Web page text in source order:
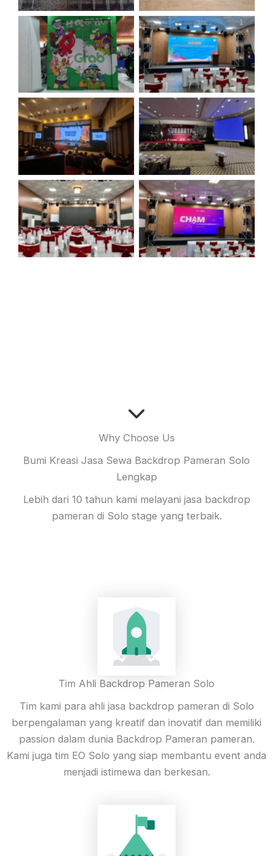
Why Choose Us
Bumi Kreasi Jasa Sewa Backdrop Pameran Solo
Lengkap
Lebih dari 10 tahun kami melayani jasa backdrop
pameran di Solo stage yang terbaik.
Tim Ahli Backdrop Pameran Solo
Tim kami para ahli jasa backdrop pameran di Solo
berpengalaman yang kreatif dan inovatif dan memiliki
passion dalam dunia Backdrop Pameran pameran.
Kami juga tim EO Solo yang siap membantu event anda
menjadi istimewa dan berkesan.